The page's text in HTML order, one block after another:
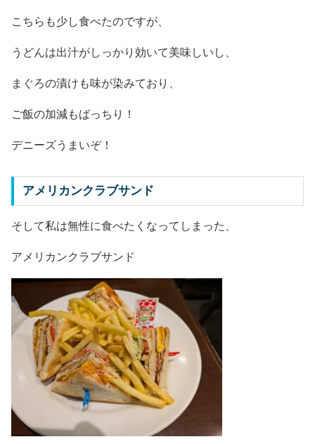
こちらも少し食べたのですが、
うどんは出汁がしっかり効いて美味しいし、
まぐろの漬けも味が染みており、
ご飯の加減もばっちり！
デニーズうまいぞ！
アメリカンクラブサンド
そして私は無性に食べたくなってしまった、
アメリカンクラブサンド